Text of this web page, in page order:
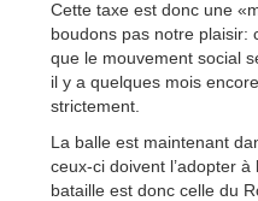
Cette taxe est donc une
boudons pas notre plaisir:
que le mouvement social
il y a quelques mois
strictement.
La balle est maintenant
ceux-ci doivent l’adopter
bataille est donc celle du